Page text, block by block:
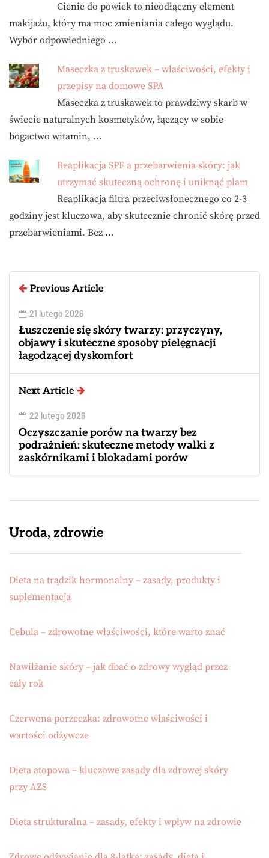
Cienie do powiek to nieodłączny element
makijażu, który ma moc zmieniania całego wyglądu.
Wybór odpowiedniego …
Maseczka z truskawek – właściwości, efekty i
przepisy na domowe SPA
Maseczka z truskawek to prawdziwy skarb w
świecie naturalnych kosmetyków, łączący w sobie
bogactwo witamin, …
Reaplikacja SPF a przebarwienia skóry: jak
utrzymać skuteczną ochronę i uniknąć plam
Reaplikacja filtra przeciwsłonecznego co 2-3
godziny jest kluczowa, aby skutecznie chronić skórę przed
przebarwieniami. Bez …
Previous Article
21 lutego 2026
Łuszczenie się skóry twarzy: przyczyny,
objawy i skuteczne sposoby pielęgnacji
łagodzącej dyskomfort
Next Article
22 lutego 2026
Oczyszczanie porów na twarzy bez
podrażnień: skuteczne metody walki z
zaskórnikami i blokadami porów
Uroda, zdrowie
Dieta na trądzik hormonalny – zasady, produkty i
suplementacja
Cebula – zdrowotne właściwości, które warto znać
Nawilżanie skóry – jak dbać o zdrowy wygląd przez
cały rok
Czerwona porzeczka: zdrowotne właściwości i
wartości odżywcze
Dieta atopowa – kluczowe zasady dla zdrowej skóry
przy AZS
Dieta strukturalna – zasady, efekty i wpływ na zdrowie